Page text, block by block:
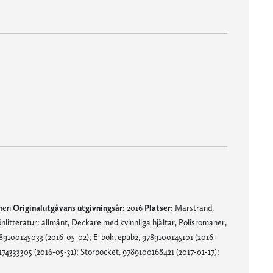
Originalutgåvans utgivningsår: 2016 Platser: Marstrand,
allmänt, Deckare med kvinnliga hjältar, Polisromaner,
(2016-05-02); E-bok, epub2, 9789100145101 (2016-
(2016-05-31); Storpocket, 9789100168421 (2017-01-17);